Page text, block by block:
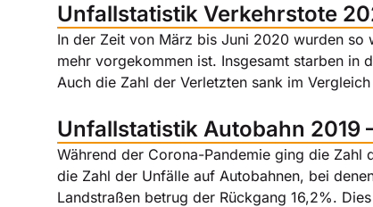
Unfallstatistik Verkehrstote
In der Zeit von März bis Juni 2020 wurden so
mehr vorgekommen ist. Insgesamt starben in
Auch die Zahl der Verletzten sank im
Unfallstatistik Autobahn 2019
Während der Corona-Pandemie ging die Zahl
die Zahl der Unfälle auf Autobahnen, bei
Landstraßen betrug der Rückgang 16,2%.